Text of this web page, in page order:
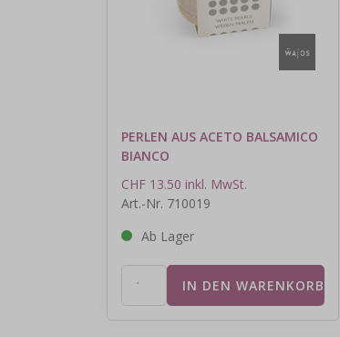
PERLEN AUS ACETO BALSAMICO
BIANCO
CHF 13.50 inkl. MwSt.
Art.-Nr. 710019
Ab Lager